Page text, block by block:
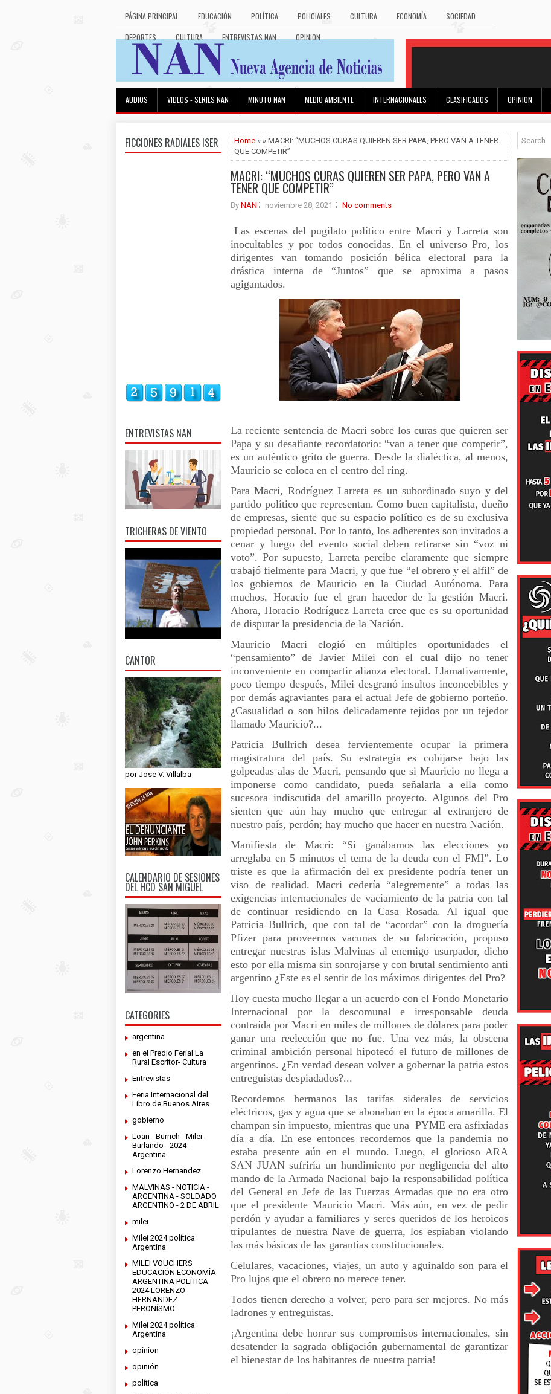
PÁGINA PRINCIPAL EDUCACIÓN POLÍTICA POLICIALES CULTURA ECONOMÍA SOCIEDAD
DEPORTES CULTURA ENTREVISTAS NAN OPINION
AUDIOS VIDEOS - SERIES NAN MINUTO NAN MEDIO AMBIENTE INTERNACIONALES CLASIFICADOS OPINION
FICCIONES RADIALES ISER
ENTREVISTAS NAN
TRICHERAS DE VIENTO
CANTOR
por Jose V. Villalba
CALENDARIO DE SESIONES
DEL HCD SAN MIGUEL
CATEGORIES
argentina
en el Predio Ferial La
Rural Escritor- Cultura
Entrevistas
Feria Internacional del
Libro de Buenos Aires
gobierno
Loan - Burrich - Milei -
Burlando - 2024 -
Argentina
Lorenzo Hernandez
MALVINAS - NOTICIA -
ARGENTINA - SOLDADO
ARGENTINO - 2 DE ABRIL
milei
Milei 2024 política
Argentina
MILEI VOUCHERS
EDUCACIÓN ECONOMÍA
ARGENTINA POLÍTICA
2024 LORENZO
HERNANDEZ
PERONÍSMO
Milei 2024 política
Argentina
opinion
opinión
política
Home » » MACRI: “MUCHOS CURAS QUIEREN SER PAPA, PERO VAN A TENER
QUE COMPETIR”
MACRI: “MUCHOS CURAS QUIEREN SER PAPA, PERO VAN A
TENER QUE COMPETIR”
By NAN noviembre 28, 2021 No comments
Las escenas del pugilato político entre Macri y Larreta son
inocultables y por todos conocidas. En el universo Pro, los
dirigentes van tomando posición bélica electoral para la
drástica interna de “Juntos” que se aproxima a pasos
agigantados.
La reciente sentencia de Macri sobre los curas que quieren ser
Papa y su desafiante recordatorio: “van a tener que competir”,
es un auténtico grito de guerra. Desde la dialéctica, al menos,
Mauricio se coloca en el centro del ring.
Para Macri, Rodríguez Larreta es un subordinado suyo y del
partido político que representan. Como buen capitalista, dueño
de empresas, siente que su espacio político es de su exclusiva
propiedad personal. Por lo tanto, los adherentes son invitados a
cenar y luego del evento social deben retirarse sin “voz ni
voto”. Por supuesto, Larreta percibe claramente que siempre
trabajó fielmente para Macri, y que fue “el obrero y el alfil” de
los gobiernos de Mauricio en la Ciudad Autónoma. Para
muchos, Horacio fue el gran hacedor de la gestión Macri.
Ahora, Horacio Rodríguez Larreta cree que es su oportunidad
de disputar la presidencia de la Nación.
Mauricio Macri elogió en múltiples oportunidades el
“pensamiento” de Javier Milei con el cual dijo no tener
inconveniente en compartir alianza electoral. Llamativamente,
poco tiempo después, Milei desgranó insultos inconcebibles y
por demás agraviantes para el actual Jefe de gobierno porteño.
¿Casualidad o son hilos delicadamente tejidos por un tejedor
llamado Mauricio?...
Patricia Bullrich desea fervientemente ocupar la primera
magistratura del país. Su estrategia es cobijarse bajo las
golpeadas alas de Macri, pensando que si Mauricio no llega a
imponerse como candidato, pueda señalarla a ella como
sucesora indiscutida del amarillo proyecto. Algunos del Pro
sienten que aún hay mucho que entregar al extranjero de
nuestro país, perdón; hay mucho que hacer en nuestra Nación.
Manifiesta de Macri: “Si ganábamos las elecciones yo
arreglaba en 5 minutos el tema de la deuda con el FMI”. Lo
triste es que la afirmación del ex presidente podría tener un
viso de realidad. Macri cedería “alegremente” a todas las
exigencias internacionales de vaciamiento de la patria con tal
de continuar residiendo en la Casa Rosada. Al igual que
Patricia Bullrich, que con tal de “acordar” con la droguería
Pfizer para proveernos vacunas de su fabricación, propuso
entregar nuestras islas Malvinas al enemigo usurpador, dicho
esto por ella misma sin sonrojarse y con brutal sentimiento anti
argentino ¿Este es el sentir de los máximos dirigentes del Pro?
Hoy cuesta mucho llegar a un acuerdo con el Fondo Monetario
Internacional por la descomunal e irresponsable deuda
contraída por Macri en miles de millones de dólares para poder
ganar una reelección que no fue. Una vez más, la obscena
criminal ambición personal hipotecó el futuro de millones de
argentinos. ¿En verdad desean volver a gobernar la patria estos
entreguistas despiadados?...
Recordemos hermanos las tarifas siderales de servicios
eléctricos, gas y agua que se abonaban en la época amarilla. El
champan sin impuesto, mientras que una PYME era asfixiadas
día a día. En ese entonces recordemos que la pandemia no
estaba presente aún en el mundo. Luego, el glorioso ARA
SAN JUAN sufriría un hundimiento por negligencia del alto
mando de la Armada Nacional bajo la responsabilidad política
del General en Jefe de las Fuerzas Armadas que no era otro
que el presidente Mauricio Macri. Más aún, en vez de pedir
perdón y ayudar a familiares y seres queridos de los heroicos
tripulantes de nuestra Nave de guerra, los espiaban violando
las más básicas de las garantías constitucionales.
Celulares, vacaciones, viajes, un auto y aguinaldo son para el
Pro lujos que el obrero no merece tener.
Todos tienen derecho a volver, pero para ser mejores. No más
ladrones y entreguistas.
¡Argentina debe honrar sus compromisos internacionales, sin
desatender la sagrada obligación gubernamental de garantizar
el bienestar de los habitantes de nuestra patria!